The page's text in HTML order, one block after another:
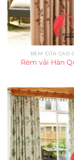
RÈM CỬA CAO
Rèm vải Hàn